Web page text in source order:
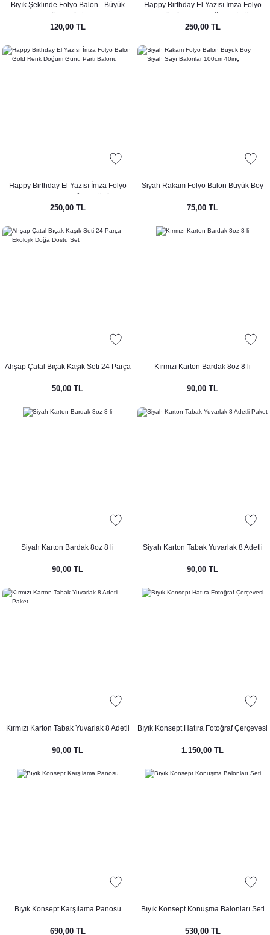
Bıyık Şeklinde Folyo Balon - Büyük
120,00 TL
Happy Birthday El Yazısı İmza Folyo
Balonu
250,00 TL
Happy Birthday El Yazısı İmza Folyo
Balonu
250,00 TL
Siyah Rakam Folyo Balon Büyük Boy
75,00 TL
Ahşap Çatal Bıçak Kaşık Seti 24 Parça
50,00 TL
Kırmızı Karton Bardak 8oz 8 li
90,00 TL
Siyah Karton Bardak 8oz 8 li
90,00 TL
Siyah Karton Tabak Yuvarlak 8 Adetli
90,00 TL
Kırmızı Karton Tabak Yuvarlak 8 Adetli
90,00 TL
Bıyık Konsept Hatıra Fotoğraf Çerçevesi
1.150,00 TL
Bıyık Konsept Karşılama Panosu
690,00 TL
Bıyık Konsept Konuşma Balonları Seti
530,00 TL